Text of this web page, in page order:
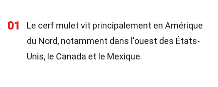
01
Le cerf mulet vit principalement en Amérique
du Nord, notamment dans l'ouest des États-
Unis, le Canada et le Mexique.